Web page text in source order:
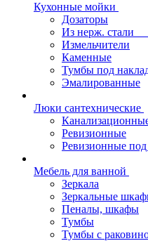
Кухонные мойки
Дозаторы
Из нерж. стали
Измельчители
Каменные
Тумбы под
Эмалированные
Люки сантехнические
Ревизионные
Ревизионные
Мебель для ванной
Зеркала
Зеркальные
Пеналы, шкафы
Тумбы
Тумбы с